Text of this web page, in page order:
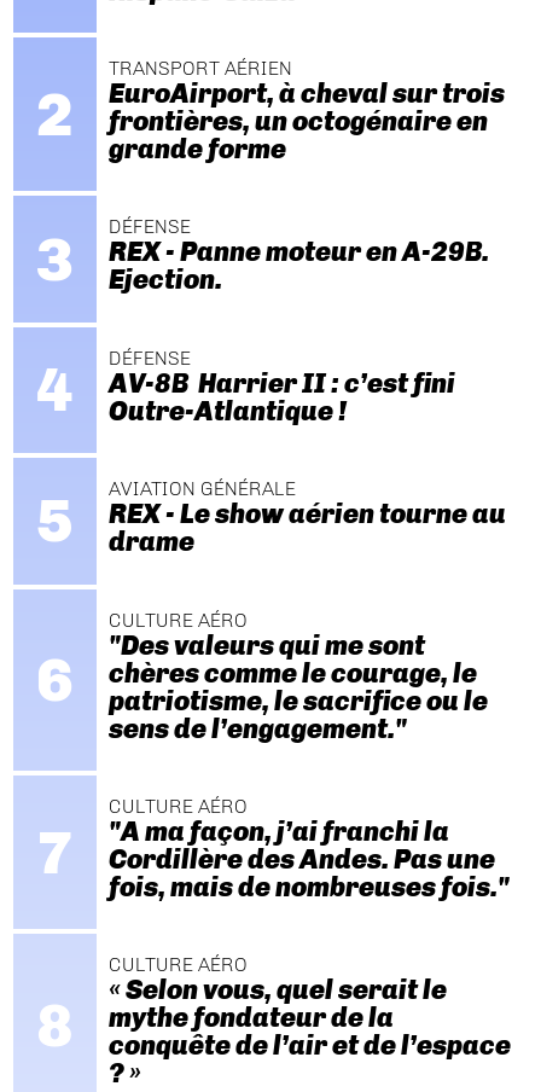
TRANSPORT AÉRIEN
EuroAirport, à cheval sur trois
frontières, un octogénaire en
grande forme
DÉFENSE
REX - Panne moteur en A-29B.
Ejection.
DÉFENSE
AV-8B Harrier II : c’est fini
Outre-Atlantique !
AVIATION GÉNÉRALE
REX - Le show aérien tourne au
drame
CULTURE AÉRO
"Des valeurs qui me sont
chères comme le courage, le
patriotisme, le sacrifice ou le
sens de l’engagement."
CULTURE AÉRO
"A ma façon, j’ai franchi la
Cordillère des Andes. Pas une
fois, mais de nombreuses fois."
CULTURE AÉRO
« Selon vous, quel serait le
mythe fondateur de la
conquête de l’air et de l’espace
? »